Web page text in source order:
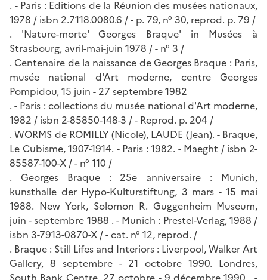
. - Paris : Editions de la Réunion des musées nationaux,
1978 / isbn 2.7118.0080.6 / - p. 79, n° 30, reprod. p. 79 /
. 'Nature-morte' Georges Braque' in Musées à
Strasbourg, avril-mai-juin 1978 / - n° 3 /
. Centenaire de la naissance de Georges Braque : Paris,
musée national d'Art moderne, centre Georges
Pompidou, 15 juin - 27 septembre 1982
. - Paris : collections du musée national d'Art moderne,
1982 / isbn 2-85850-148-3 / - Reprod. p. 204 /
. WORMS de ROMILLY (Nicole), LAUDE (Jean). - Braque,
Le Cubisme, 1907-1914. - Paris : 1982. - Maeght / isbn 2-
85587-100-X / - n° 110 /
. Georges Braque : 25e anniversaire : Munich,
kunsthalle der Hypo-Kulturstiftung, 3 mars - 15 mai
1988. New York, Solomon R. Guggenheim Museum,
juin - septembre 1988 . - Munich : Prestel-Verlag, 1988 /
isbn 3-7913-0870-X / - cat. n° 12, reprod. /
. Braque : Still Lifes and Interiors : Liverpool, Walker Art
Gallery, 8 septembre - 21 octobre 1990. Londres,